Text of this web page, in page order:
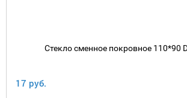
Стекло сменное покровное 110*90
17 руб.